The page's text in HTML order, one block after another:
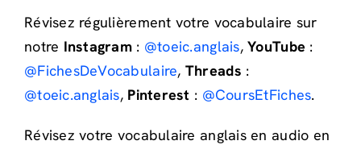
Lycée
Langues
Révisez régulièrement votre vocabulaire sur
notre Instagram : @toeic.anglais,YouTube :
@FichesDeVocabulaire, Threads :
@toeic.anglais, Pinterest : @CoursEtFiches.
Révisez votre vocabulaire anglais en audio en